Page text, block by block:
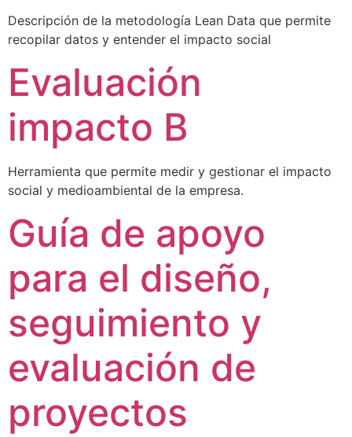
Descripción de la metodología Lean Data que permite
recopilar datos y entender el impacto social
Evaluación
impacto B
Herramienta que permite medir y gestionar el impacto
social y medioambiental de la empresa.
Guía de apoyo
para el diseño,
seguimiento y
evaluación de
proyectos